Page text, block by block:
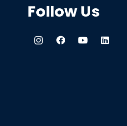
Follow Us